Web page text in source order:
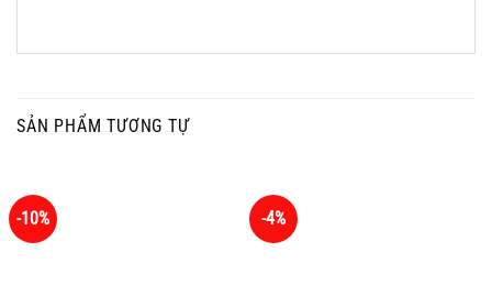
SẢN PHẨM TƯƠNG TỰ
-10% -4%